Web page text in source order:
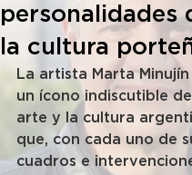
personalidades
la cultura
La artista Marta Minujín
un ícono indiscutible del
arte y la cultura
que, con cada uno de
cuadros e